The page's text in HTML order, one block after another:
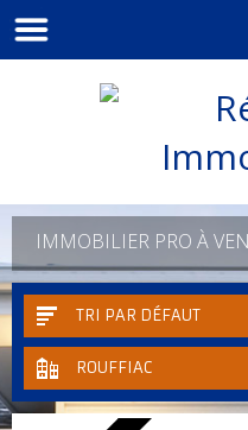
IMMOBILIER PRO À
TRI PAR DÉFAUT
ROUFFIAC